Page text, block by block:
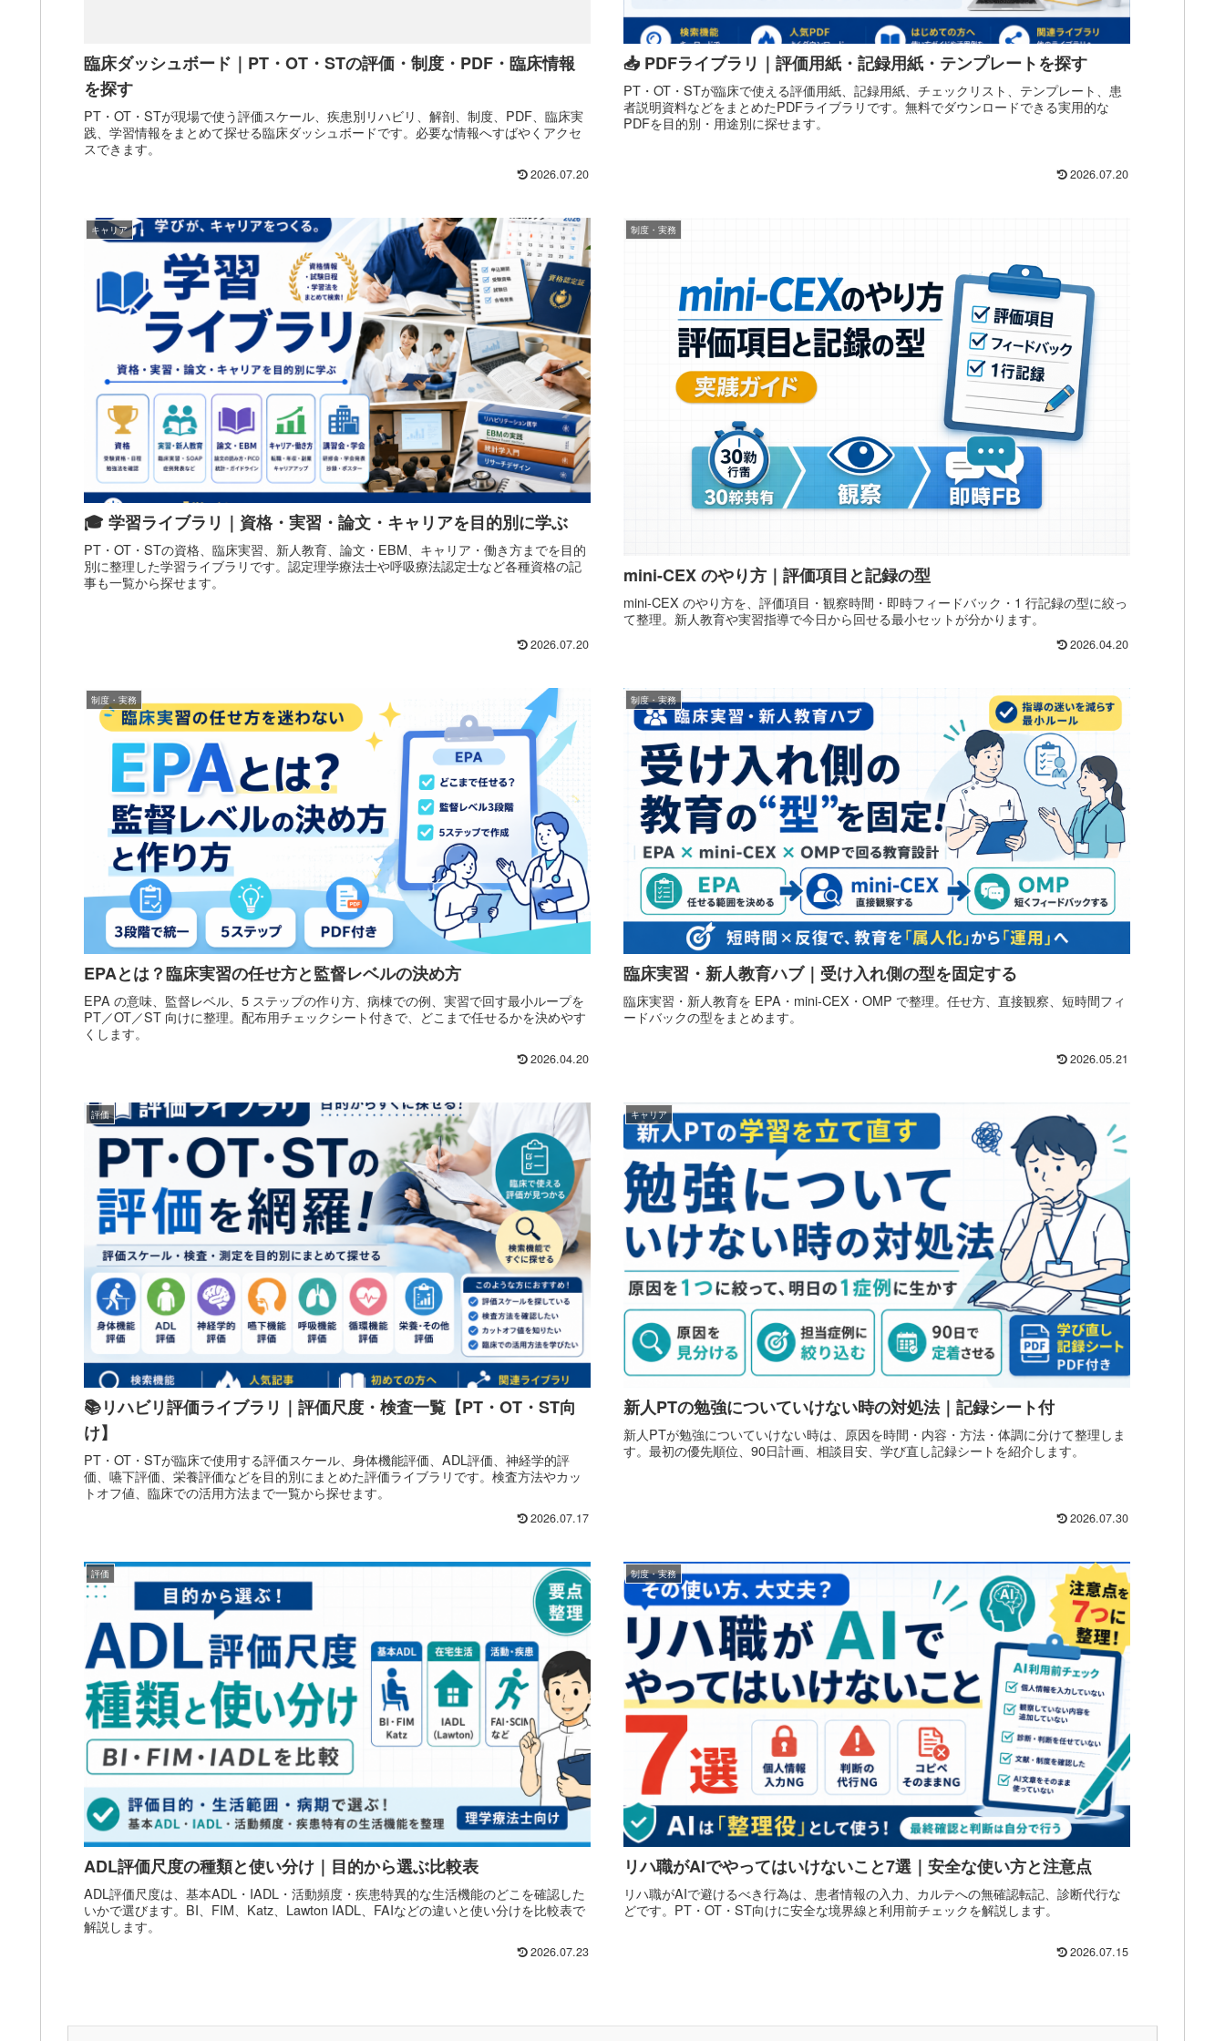
臨床ダッシュボード｜PT・OT・STの評価・制度・PDF・臨床情報
を探す
PT・OT・STが現場で使う評価スケール、疾患別リハビリ、解剖、制度、PDF、臨床実
践、学習情報をまとめて探せる臨床ダッシュボードです。必要な情報へすばやくアクセ
スできます。
2026.07.20
📥 PDFライブラリ｜評価用紙・記録用紙・テンプレートを探す
PT・OT・STが臨床で使える評価用紙、記録用紙、チェックリスト、テンプレート、患
者説明資料などをまとめたPDFライブラリです。無料でダウンロードできる実用的な
PDFを目的別・用途別に探せます。
2026.07.20
キャリア
🎓 学習ライブラリ｜資格・実習・論文・キャリアを目的別に学ぶ
PT・OT・STの資格、臨床実習、新人教育、論文・EBM、キャリア・働き方までを目的
別に整理した学習ライブラリです。認定理学療法士や呼吸療法認定士など各種資格の記
事も一覧から探せます。
2026.07.20
制度・実務
mini-CEX のやり方｜評価項目と記録の型
mini-CEX のやり方を、評価項目・観察時間・即時フィードバック・1 行記録の型に絞っ
て整理。新人教育や実習指導で今日から回せる最小セットが分かります。
2026.04.20
制度・実務
EPAとは？臨床実習の任せ方と監督レベルの決め方
EPA の意味、監督レベル、5 ステップの作り方、病棟での例、実習で回す最小ループを
PT／OT／ST 向けに整理。配布用チェックシート付きで、どこまで任せるかを決めやす
くします。
2026.04.20
制度・実務
臨床実習・新人教育ハブ｜受け入れ側の型を固定する
臨床実習・新人教育を EPA・mini-CEX・OMP で整理。任せ方、直接観察、短時間フィ
ードバックの型をまとめます。
2026.05.21
評価
📚リハビリ評価ライブラリ｜評価尺度・検査一覧【PT・OT・ST向
け】
PT・OT・STが臨床で使用する評価スケール、身体機能評価、ADL評価、神経学的評
価、嚥下評価、栄養評価などを目的別にまとめた評価ライブラリです。検査方法やカッ
トオフ値、臨床での活用方法まで一覧から探せます。
2026.07.17
キャリア
新人PTの勉強についていけない時の対処法｜記録シート付
新人PTが勉強についていけない時は、原因を時間・内容・方法・体調に分けて整理しま
す。最初の優先順位、90日計画、相談目安、学び直し記録シートを紹介します。
2026.07.30
評価
ADL評価尺度の種類と使い分け｜目的から選ぶ比較表
ADL評価尺度は、基本ADL・IADL・活動頻度・疾患特異的な生活機能のどこを確認した
いかで選びます。BI、FIM、Katz、Lawton IADL、FAIなどの違いと使い分けを比較表で
解説します。
2026.07.23
制度・実務
リハ職がAIでやってはいけないこと7選｜安全な使い方と注意点
リハ職がAIで避けるべき行為は、患者情報の入力、カルテへの無確認転記、診断代行な
どです。PT・OT・ST向けに安全な境界線と利用前チェックを解説します。
2026.07.15